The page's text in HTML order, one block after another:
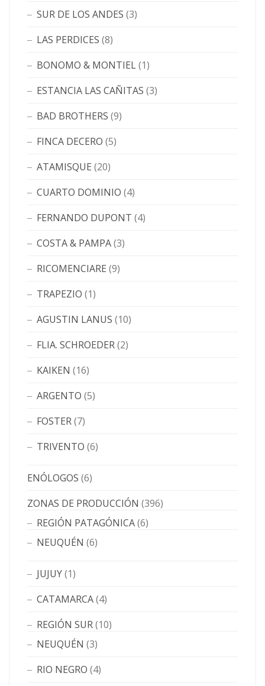
SUR DE LOS ANDES (3)
LAS PERDICES (8)
BONOMO & MONTIEL(1)
ESTANCIA LAS CAÑITAS (3)
BAD BROTHERS (9)
FINCA DECERO (5)
ATAMISQUE (20)
CUARTO DOMINIO (4)
FERNANDO DUPONT (4)
COSTA & PAMPA(3)
RICOMENCIARE (9)
TRAPEZIO (1)
AGUSTIN LANUS (10)
FLIA. SCHROEDER(2)
KAIKEN (16)
ARGENTO (5)
FOSTER(7)
TRIVENTO (6)
ENÓLOGOS (6)
ZONAS DE PRODUCCIÓN (396)
REGIÓN PATAGÓNICA(6)
NEUQUÉN (6)
JUJUY(1)
CATAMARCA(4)
REGIÓN SUR(10)
NEUQUÉN (3)
RIO NEGRO (4)